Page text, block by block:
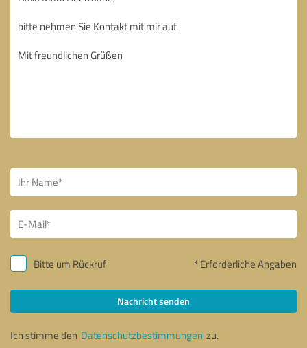
Bitte um Rückruf * Erforderliche Angaben
Nachricht senden
Ich stimme den Datenschutzbestimmungen zu.